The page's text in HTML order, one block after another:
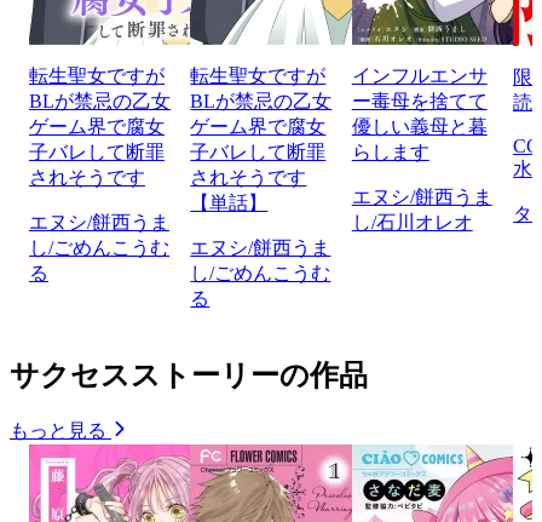
転生聖女ですが
BLが禁忌の乙女
ゲーム界で腐女
子バレして断罪
されそうです
エヌシ/餅西うま
し/ごめんこうむ
る
転生聖女ですが
BLが禁忌の乙女
ゲーム界で腐女
子バレして断罪
されそうです
【単話】
エヌシ/餅西うま
し/ごめんこうむ
る
インフルエンサ
ー毒母を捨てて
優しい義母と暮
らします
エヌシ/餅西うま
し/石川オレオ
限
読
水
タ
サクセスストーリーの作品
もっと見る